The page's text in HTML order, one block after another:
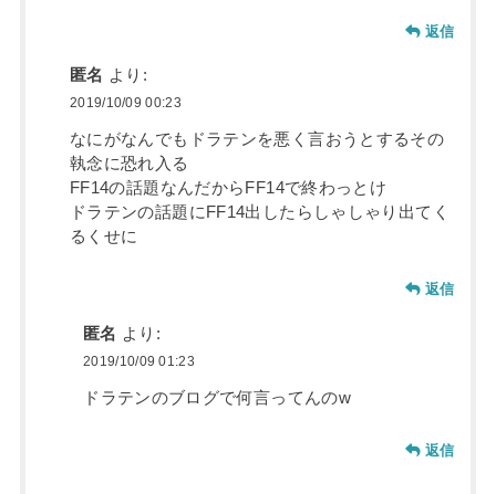
返信
匿名 より:
2019/10/09 00:23
なにがなんでもドラテンを悪く言おうとするその
執念に恐れ入る
FF14の話題なんだからFF14で終わっとけ
ドラテンの話題にFF14出したらしゃしゃり出てく
るくせに
返信
匿名 より:
2019/10/09 01:23
ドラテンのブログで何言ってんのw
返信